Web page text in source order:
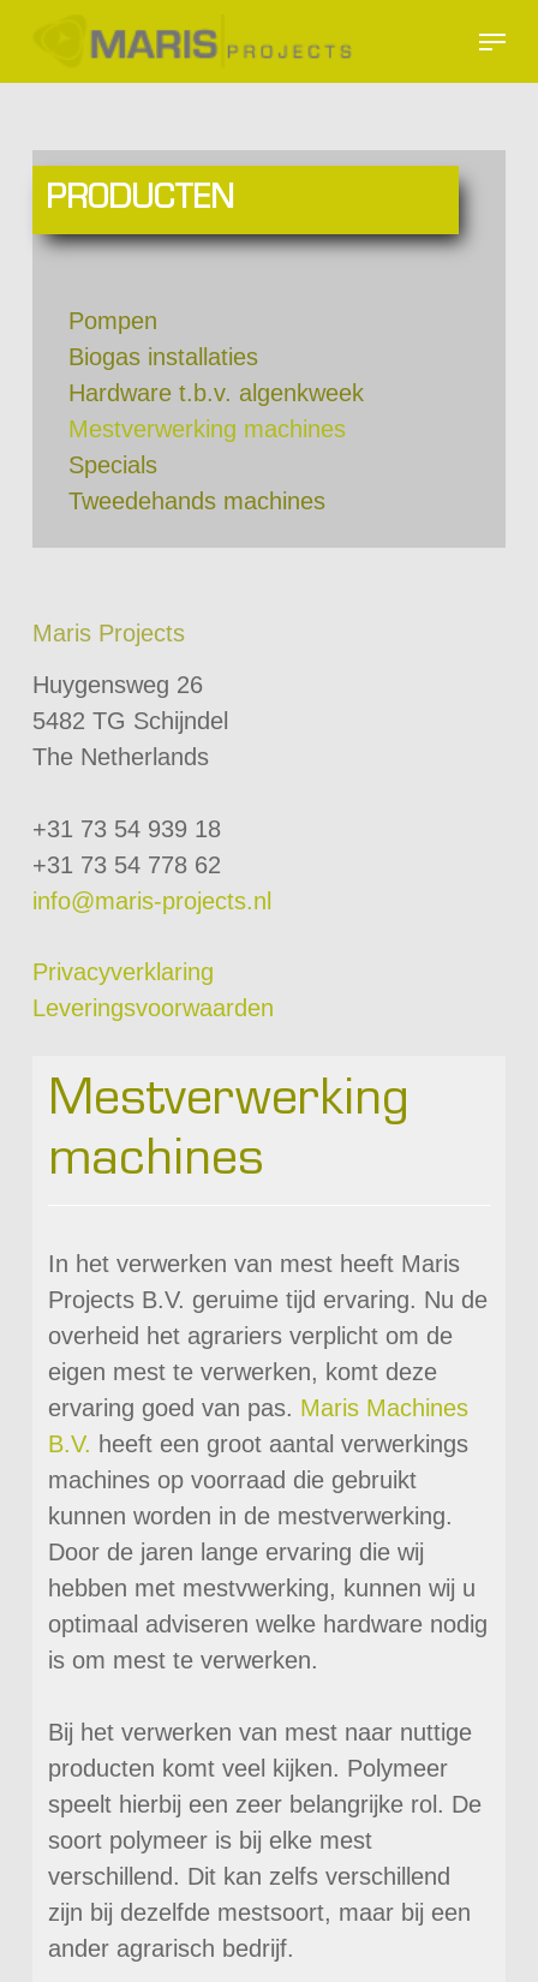
main
Menu
PRODUCTEN
Pompen
Biogas installaties
Hardware t.b.v. algenkweek
Mestverwerking machines
Specials
Tweedehands machines
Maris Projects
Huygensweg 26
5482 TG Schijndel
The Netherlands
+31 73 54 939 18
+31 73 54 778 62
info@maris-projects.nl
Privacyverklaring
Leveringsvoorwaarden
Mestverwerking
machines
In het verwerken van mest heeft Maris
Projects B.V. geruime tijd ervaring. Nu de
overheid het agrariers verplicht om de
eigen mest te verwerken, komt deze
ervaring goed van pas. Maris Machines
B.V. heeft een groot aantal verwerkings
machines op voorraad die gebruikt
kunnen worden in de mestverwerking.
Door de jaren lange ervaring die wij
hebben met mestvwerking, kunnen wij u
optimaal adviseren welke hardware nodig
is om mest te verwerken.
Bij het verwerken van mest naar nuttige
producten komt veel kijken. Polymeer
speelt hierbij een zeer belangrijke rol. De
soort polymeer is bij elke mest
verschillend. Dit kan zelfs verschillend
zijn bij dezelfde mestsoort, maar bij een
ander agrarisch bedrijf.
Close